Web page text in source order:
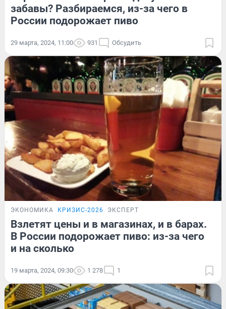
забавы? Разбираемся, из-за чего в
России подорожает пиво
29 марта, 2024, 11:00 931 Обсудить
ЭКОНОМИКА КРИЗИС-2026 ЭКСПЕРТ
Взлетят цены и в магазинах, и в барах.
В России подорожает пиво: из-за чего
и на сколько
19 марта, 2024, 09:30 1 278 1